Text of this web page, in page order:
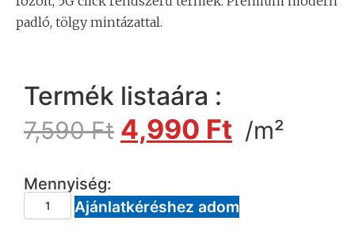
padló, tölgy mintázattal.
Termék listaára :
7,590Ft 4,990 Ft /m²
Mennyiség:
Ajánlatkéréshez adom